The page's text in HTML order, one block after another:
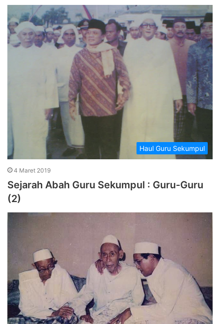
Haul Guru Sekumpul
4 Maret 2019
Sejarah Abah Guru Sekumpul : Guru-Guru
(2)